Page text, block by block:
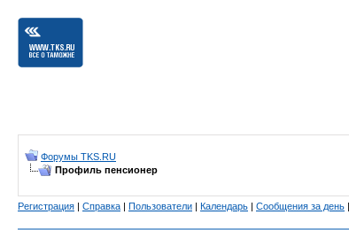
Форумы TKS.RU
Профиль пенсионер
Регистрация | Справка | Пользователи | Календарь | Сообщения за день |